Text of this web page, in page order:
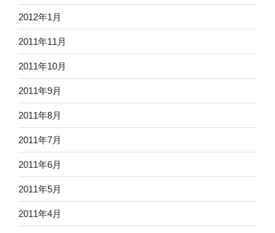
2012年1月
2011年11月
2011年10月
2011年9月
2011年8月
2011年7月
2011年6月
2011年5月
2011年4月